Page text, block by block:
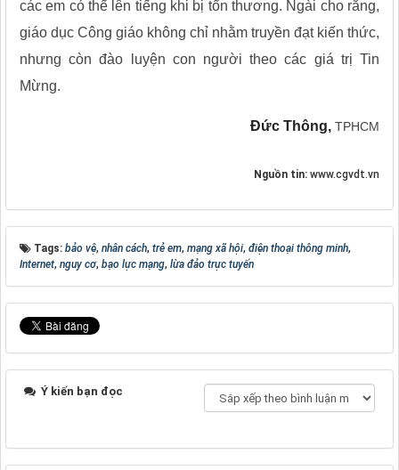
các em có thể lên tiếng khi bị tổn thương. Ngài cho rằng,
giáo dục Công giáo không chỉ nhằm truyền đạt kiến thức,
nhưng còn đào luyện con người theo các giá trị Tin
Mừng.
Đức Thông, TPHCM
Nguồn tin: www.cgvdt.vn
Tags: bảo vệ, nhân cách, trẻ em, mạng xã hội, điện thoại thông minh,
Internet, nguy cơ, bạo lực mạng, lừa đảo trực tuyến
Ý kiến bạn đọc